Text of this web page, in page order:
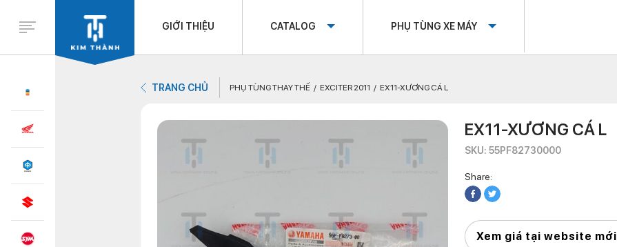
GIỚI THIỆU CATALOG PHỤ TÙNG XE MÁY
TRANG CHỦ PHỤ TÙNG THAY THẾ EXCITER 2011 EX11-XƯƠNG CÁ L
EX11-XƯƠNG CÁ L
SKU: 55PF82730000
Share:
Xem giá tại website mới